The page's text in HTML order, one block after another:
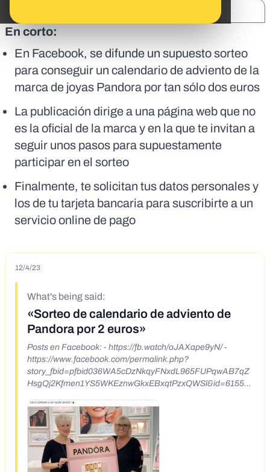
En corto:
En Facebook, se difunde un supuesto sorteo
para conseguir un calendario de adviento de la
marca de joyas Pandora por tan sólo dos euros
La publicación dirige a una página web que no
es la oficial de la marca y en la que te invitan a
seguir unos pasos para supuestamente
participar en el sorteo
Finalmente, te solicitan tus datos personales y
los de tu tarjeta bancaria para suscribirte a un
servicio online de pago
12/4/23
What's being said:
«Sorteo de calendario de adviento de
Pandora por 2 euros»
Posts en Facebook: - https://fb.watch/oJAXape9yN/ -
https://www.facebook.com/permalink.php?
story_fbid=pfbid036WA5cDzNkqyFNxdL965FUPqwAB7qZ
HsgQj2Kfmen1YS5WKEznwGkxEBxqtPzxQWSl&id=615538